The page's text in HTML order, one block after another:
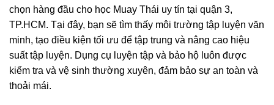
chọn hàng đầu cho học Muay Thái uy tín tại quận 3,
TP.HCM. Tại đây, bạn sẽ tìm thấy môi trường tập luyện văn
minh, tạo điều kiện tối ưu để tập trung và nâng cao hiệu
suất tập luyện. Dụng cụ luyện tập và bảo hộ luôn được
kiểm tra và vệ sinh thường xuyên, đảm bảo sự an toàn và
thoải mái.